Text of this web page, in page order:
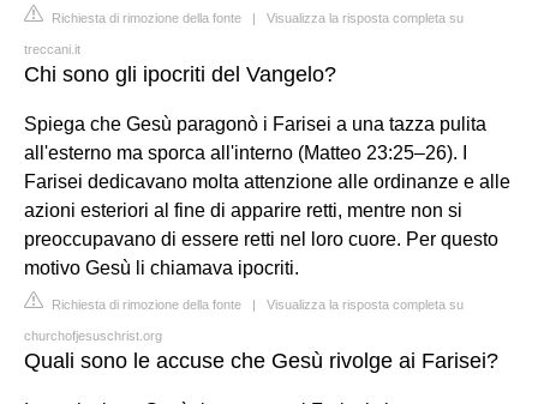
Richiesta di rimozione della fonte | Visualizza la risposta completa su
treccani.it
Chi sono gli ipocriti del Vangelo?
Spiega che Gesù paragonò i Farisei a una tazza pulita
all'esterno ma sporca all'interno (Matteo 23:25–26). I
Farisei dedicavano molta attenzione alle ordinanze e alle
azioni esteriori al fine di apparire retti, mentre non si
preoccupavano di essere retti nel loro cuore. Per questo
motivo Gesù li chiamava ipocriti.
Richiesta di rimozione della fonte | Visualizza la risposta completa su
churchofjesuschrist.org
Quali sono le accuse che Gesù rivolge ai Farisei?